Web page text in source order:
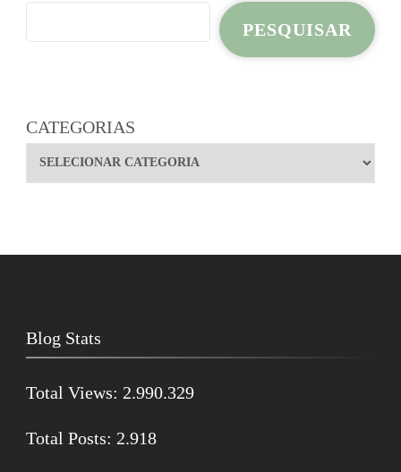
PESQUISAR
CATEGORIAS
Blog Stats
Total Views: 2.990.329
Total Posts: 2.918